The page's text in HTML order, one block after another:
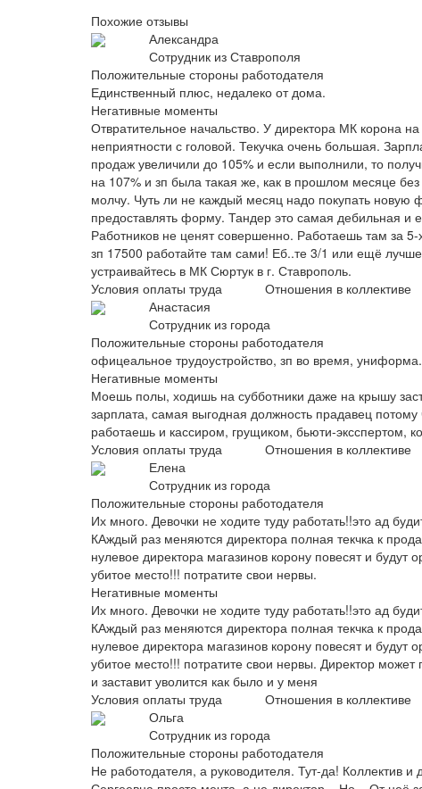
Похожие отзывы
Александра
Сотрудник из Ставрополя
Положительные стороны работодателя
Единственный плюс, недалеко от дома.
Негативные моменты
Отвратительное начальство. У директора МК корона
неприятности с головой. Текучка очень большая.
продаж увеличили до 105% и если выполнили, то
на 107% и зп была такая же, как в прошлом месяце
молчу. Чуть ли не каждый месяц надо покупать новую
предоставлять форму. Тандер это самая дебильная и
Работников не ценят совершенно. Работаешь там за
зп 17500 работайте там сами! Еб..те 3/1 или ещё
устраивайтесь в МК Сюртук в г. Ставрополь.
Условия оплаты труда
Отношения в коллективе
Анастасия
Сотрудник из города
Положительные стороны работодателя
офицеальное трудоустройство, зп во время, униформа.
Негативные моменты
Моешь полы, ходишь на субботники даже на крышу
зарплата, самая выгодная должность прадавец
работаешь и кассиром, грущиком, бьюти-эксспертом,
Условия оплаты труда
Отношения в коллективе
Елена
Сотрудник из города
Положительные стороны работодателя
Их много. Девочки не ходите туду работать!!это ад
КАждый раз меняются директора полная текчка к
нулевое директора магазинов корону повесят и будут
убитое место!!! потратите свои нервы.
Негативные моменты
Их много. Девочки не ходите туду работать!!это ад
КАждый раз меняются директора полная текчка к
нулевое директора магазинов корону повесят и будут
убитое место!!! потратите свои нервы. Директор может
и заставит уволится как было и у меня
Условия оплаты труда
Отношения в коллективе
Ольга
Сотрудник из города
Положительные стороны работодателя
Не работодателя, а руководителя. Тут-да! Коллектив